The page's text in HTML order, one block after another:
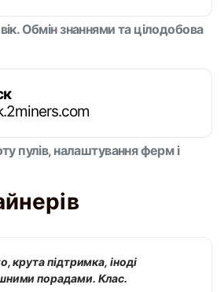
Обмін знаннями та цілодобова
пулів, налаштування ферм і
крута підтримка, іноді
порадами. Клас.